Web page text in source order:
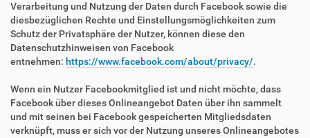
Verarbeitung und Nutzung der Daten durch Facebook sowie die
diesbezüglichen Rechte und Einstellungsmöglichkeiten zum
Schutz der Privatsphäre der Nutzer, können diese den
Datenschutzhinweisen von Facebook
entnehmen: https://www.facebook.com/about/privacy/.
Wenn ein Nutzer Facebookmitglied ist und nicht möchte, dass
Facebook über dieses Onlineangebot Daten über ihn sammelt
und mit seinen bei Facebook gespeicherten Mitgliedsdaten
verknüpft, muss er sich vor der Nutzung unseres Onlineangebotes